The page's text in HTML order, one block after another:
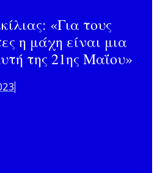
«Για τους
η μάχη είναι μια
της 21ης Μαΐου»